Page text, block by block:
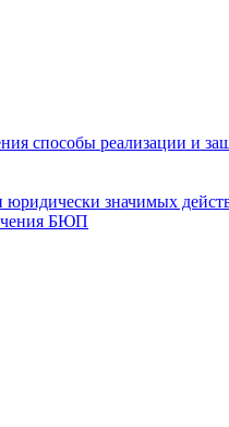
способы реализации и
юридически значимых
БЮП